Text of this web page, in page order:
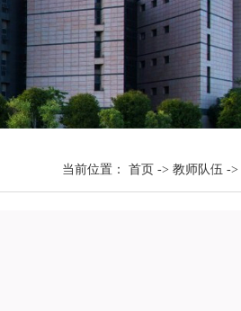
当前位置： 首页 -> 教师队伍 ->